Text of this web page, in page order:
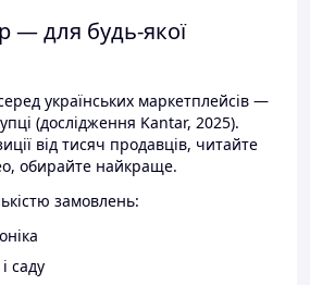
— для будь-якої
українських маркетплейсів —
(дослідження Kantar, 2025).
від тисяч продавців, читайте
обирайте найкраще.
замовлень:
саду